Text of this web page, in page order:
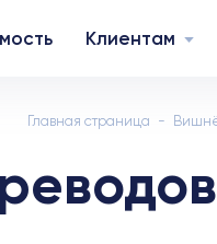
Клиентам
Главная страница